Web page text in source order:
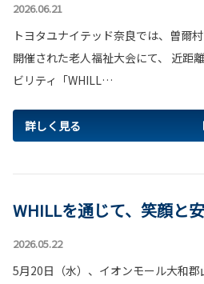
2026.06.21
トヨタユナイテッド奈良では、曽爾
開催された老人福祉大会にて、 近距
ビリティ「WHILL…
詳しく見る
WHILLを通じて、笑顔と
2026.05.22
5月20日（水）、イオンモール大和郡